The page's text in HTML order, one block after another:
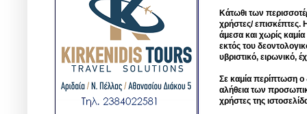
Κάτωθι των
χρήστες/ επισκέπτες.
άμεσα και χωρίς
εκτός του
υβριστικό, ειρωνικό,
Σε καμία περίπτωση ο
αλήθεια των
χρήστες της